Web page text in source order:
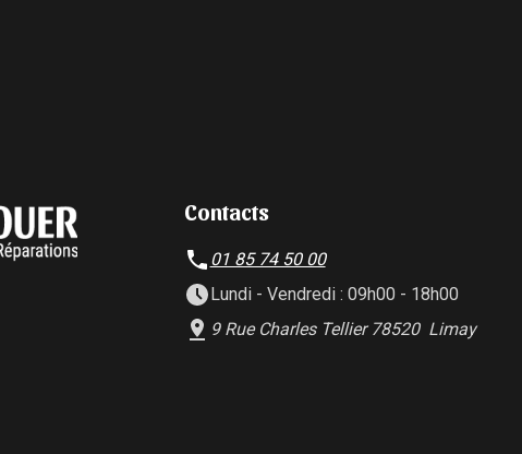
Contacts
01 85 74 50 00
Lundi - Vendredi : 09h00 - 18h00
9 Rue Charles Tellier 78520 Limay